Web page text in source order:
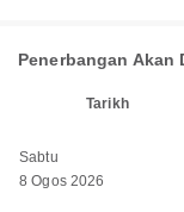
Penerbangan Akan
Tarikh
Sabtu
8 Ogos 2026